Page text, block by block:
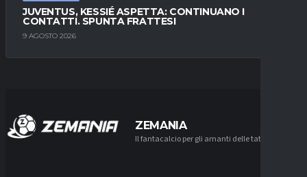
JUVENTUS, KESSIÉ ASPETTA: CONTINUANO I
CONTATTI. SPUNTA FRATTESI
9 AGOSTO 2026
ZEMANIA
Il fantacalcio per gli amanti delle tattiche